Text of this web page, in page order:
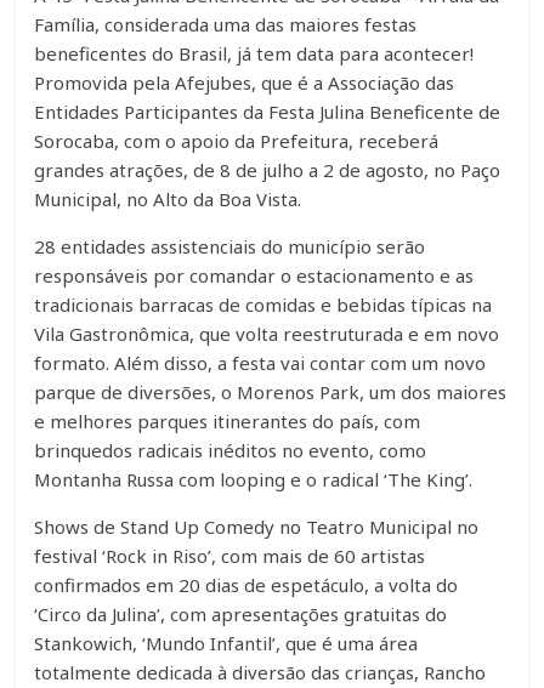
Família, considerada uma das maiores festas
beneficentes do Brasil, já tem data para acontecer!
Promovida pela Afejubes, que é a Associação das
Entidades Participantes da Festa Julina Beneficente de
Sorocaba, com o apoio da Prefeitura, receberá
grandes atrações, de 8 de julho a 2 de agosto, no Paço
Municipal, no Alto da Boa Vista.
28 entidades assistenciais do município serão
responsáveis por comandar o estacionamento e as
tradicionais barracas de comidas e bebidas típicas na
Vila Gastronômica, que volta reestruturada e em novo
formato. Além disso, a festa vai contar com um novo
parque de diversões, o Morenos Park, um dos maiores
e melhores parques itinerantes do país, com
brinquedos radicais inéditos no evento, como
Montanha Russa com looping e o radical ‘The King’.
Shows de Stand Up Comedy no Teatro Municipal no
festival ‘Rock in Riso’, com mais de 60 artistas
confirmados em 20 dias de espetáculo, a volta do
‘Circo da Julina’, com apresentações gratuitas do
Stankowich, ‘Mundo Infantil’, que é uma área
totalmente dedicada à diversão das crianças, Rancho